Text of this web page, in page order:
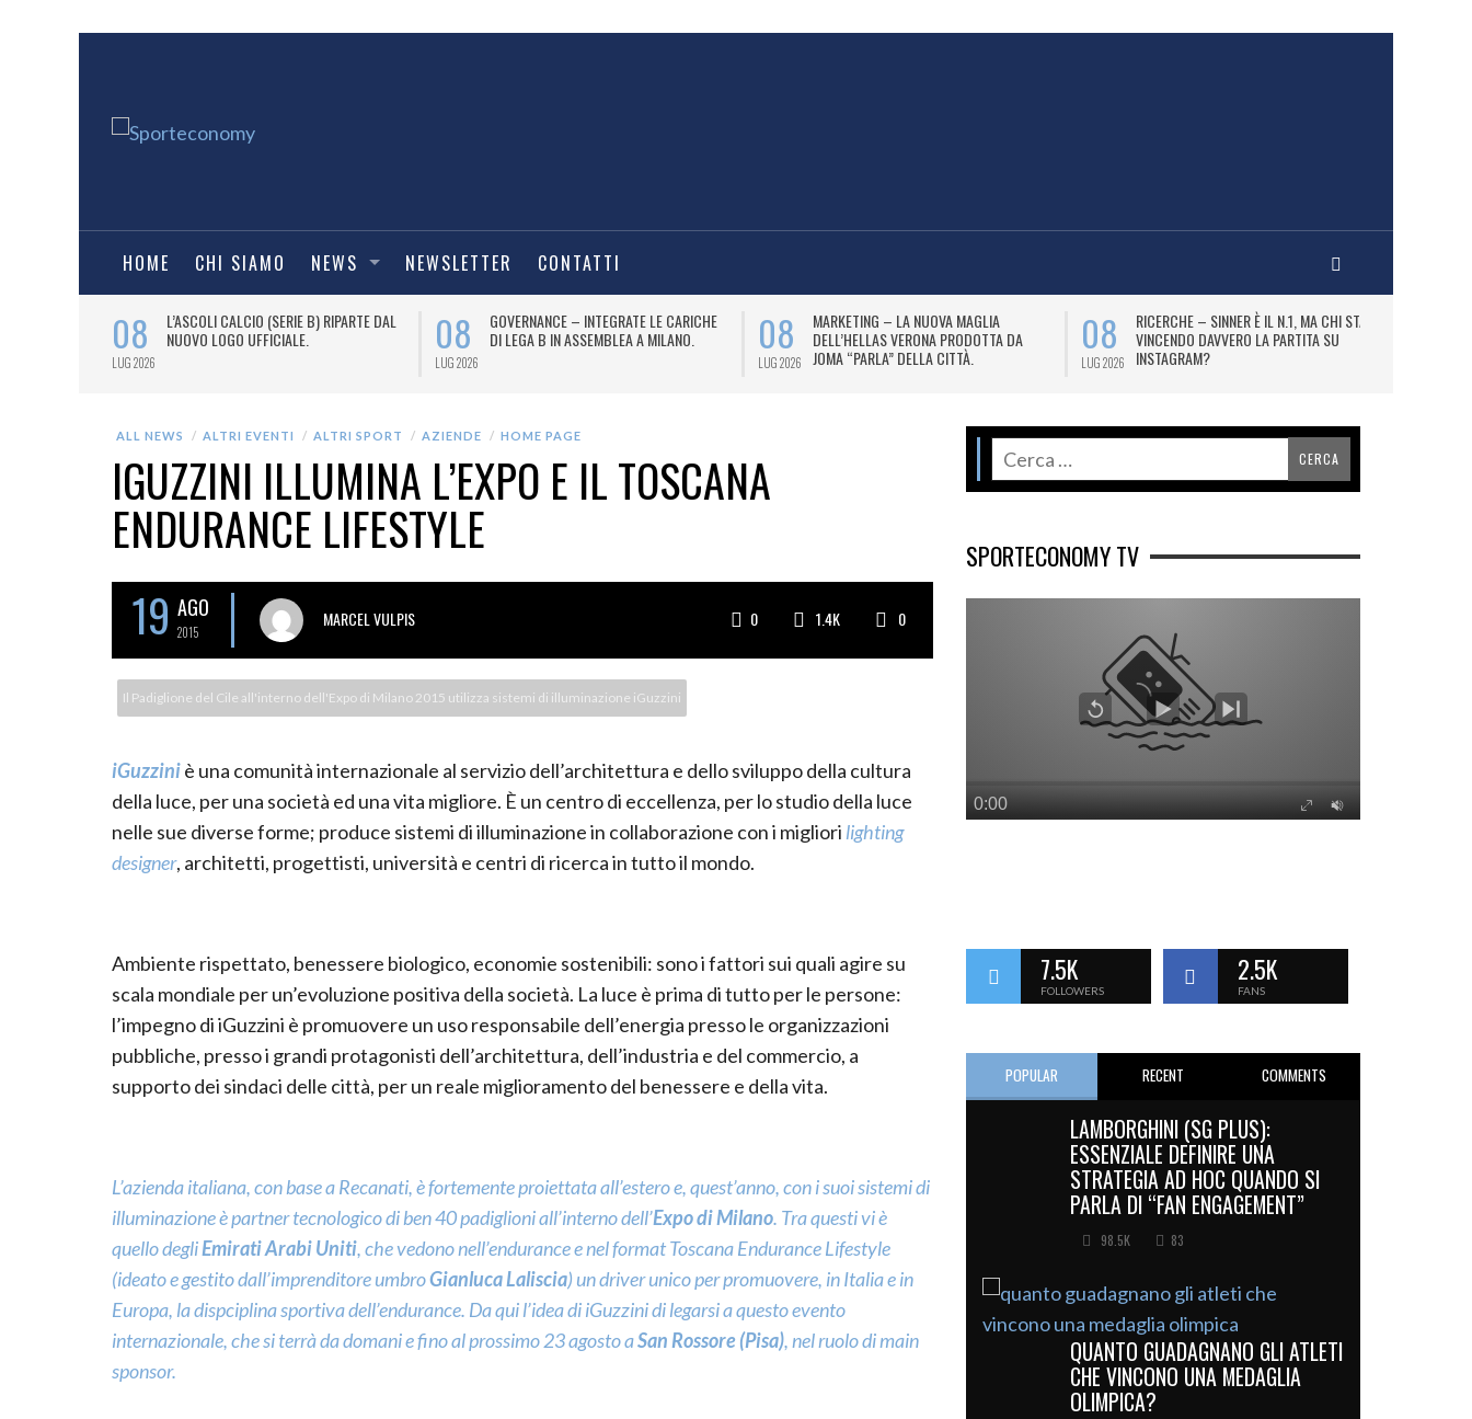
HOME CHI SIAMO NEWS NEWSLETTER CONTATTI
08
LUG 2026
L’ASCOLI CALCIO (SERIE B) RIPARTE DAL
NUOVO LOGO UFFICIALE.
08
LUG 2026
GOVERNANCE – INTEGRATE LE CARICHE
DI LEGA B IN ASSEMBLEA A MILANO.
08
LUG 2026
MARKETING – LA NUOVA MAGLIA
DELL’HELLAS VERONA PRODOTTA DA
JOMA “PARLA” DELLA CITTÀ.
08
LUG 2026
RICERCHE – SINNER È IL N.1, MA CHI STA
VINCENDO DAVVERO LA PARTITA SU
INSTAGRAM?
ALL NEWS ALTRI EVENTI ALTRI SPORT AZIENDE HOME PAGE
IGUZZINI ILLUMINA L’EXPO E IL TOSCANA
ENDURANCE LIFESTYLE
19 AGO
2015
MARCEL VULPIS 0 1.4K 0
Il Padiglione del Cile all'interno dell'Expo di Milano 2015 utilizza sistemi di illuminazione iGuzzini
iGuzziniè una comunità internazionale al servizio dell’architettura e dello sviluppo della cultura
della luce, per una società ed una vita migliore. È un centro di eccellenza, per lo studio della luce
nelle sue diverse forme; produce sistemi di illuminazione in collaborazione con i migliori lighting
designer, architetti, progettisti, università e centri di ricerca in tutto il mondo.
Ambiente rispettato, benessere biologico, economie sostenibili: sono i fattori sui quali agire su
scala mondiale per un’evoluzione positiva della società. La luce è prima di tutto per le persone:
l’impegno di iGuzzini è promuovere un uso responsabile dell’energia presso le organizzazioni
pubbliche, presso i grandi protagonisti dell’architettura, dell’industria e del commercio, a
supporto dei sindaci delle città, per un reale miglioramento del benessere e della vita.
L’azienda italiana, con base a Recanati, è fortemente proiettata all’estero e, quest’anno, con i suoi sistemi di
illuminazione è partner tecnologico di ben 40 padiglioni all’interno dell’Expo di Milano. Tra questi vi è
quello degliEmirati Arabi Uniti, che vedono nell’endurance e nel formatToscana Endurance Lifestyle
(ideato e gestito dall’imprenditore umbroGianluca Laliscia) un driver unico per promuovere, in Italia e in
Europa, la dispciplina sportiva dell’endurance. Da qui l’idea di iGuzzini di legarsi a questo evento
internazionale, che si terrà da domani e fino al prossimo 23 agosto aSan Rossore (Pisa), nel ruolo di main
sponsor.
SPORTECONOMY TV
7.5K
FOLLOWERS
2.5K
FANS
POPULAR RECENT COMMENTS
LAMBORGHINI (SG PLUS):
ESSENZIALE DEFINIRE UNA
STRATEGIA AD HOC QUANDO SI
PARLA DI “FAN ENGAGEMENT”
98.5K 83
QUANTO GUADAGNANO GLI ATLETI
CHE VINCONO UNA MEDAGLIA
OLIMPICA?